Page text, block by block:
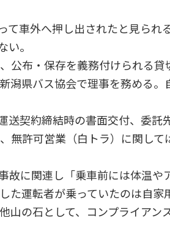
車外へ押し出されたと見られ
。
公布・保存を義務付けられる貸
潟県バス協会で理事を務める。
契約締結時の書面交付、委託
無許可営業（白トラ）に関して
故に関連し「乗車前には体温や
た運転者が乗っていたのは自家
山の石として、コンプライアン